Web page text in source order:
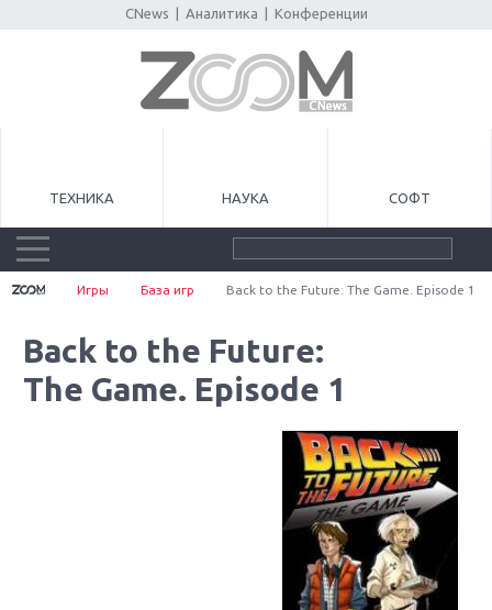
CNews Аналитика Конференции
ТЕХНИКА НАУКА СОФТ
Игры База игр Back to the Future: The Game. Episode 1
Back to the Future:
The Game. Episode 1